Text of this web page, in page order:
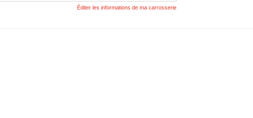
Éditer les informations de ma carrosserie